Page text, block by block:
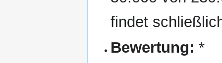
findet
Bewertung: *